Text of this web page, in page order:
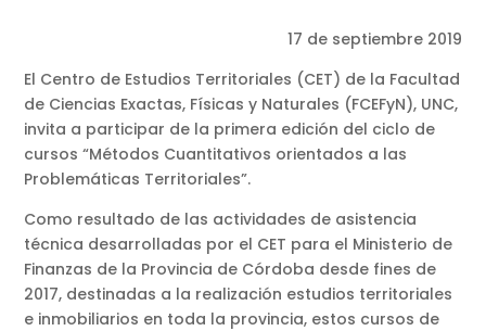
17 de septiembre 2019
El Centro de Estudios Territoriales (CET) de la Facultad
de Ciencias Exactas, Físicas y Naturales (FCEFyN), UNC,
invita a participar de la primera edición del ciclo de
cursos “Métodos Cuantitativos orientados a las
Problemáticas Territoriales”.
Como resultado de las actividades de asistencia
técnica desarrolladas por el CET para el Ministerio de
Finanzas de la Provincia de Córdoba desde fines de
2017, destinadas a la realización estudios territoriales
e inmobiliarios en toda la provincia, estos cursos de